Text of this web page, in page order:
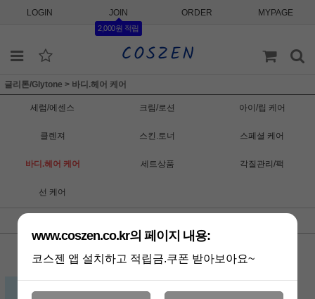
LOGIN JOIN
2,000원 적립
ORDER MYPAGE
글리톤/Glytone > 바디.헤어 케어
세럼/에센스 크림/로션 아이/립 케어
클렌져 스킨.토너 스페셜 케어
바디.헤어 케어 세트상품 각질관리/팩
선 케어
최신순 상품명
www.coszen.co.kr의 페이지 내용:
코스젠 앱 설치하고 적립금.쿠폰 받아보아요~